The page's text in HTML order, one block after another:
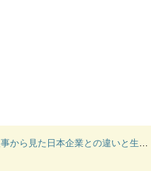
見た日本企業との違いと生き抜く知恵